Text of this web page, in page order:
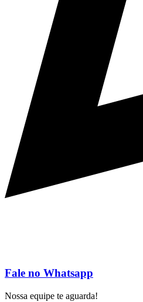
Fale no Whatsapp
Nossa equipe te aguarda!